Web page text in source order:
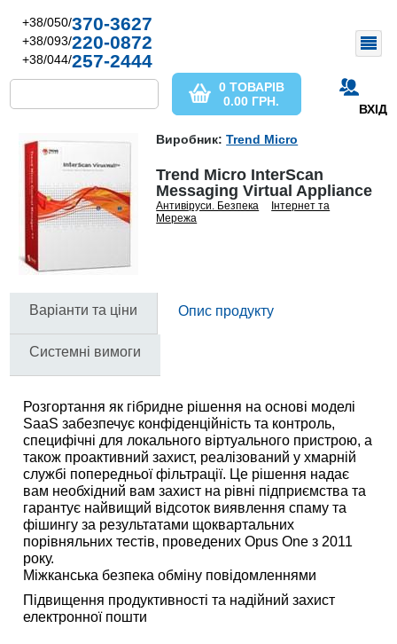
+38/050/370-3627
+38/093/220-0872
+38/044/257-2444
ВХІД
0 ТОВАРІВ
0.00 ГРН.
Виробник:Trend Micro
Trend Micro InterScan
Messaging Virtual Appliance
Антивіруси. Безпека
Інтернет та
Мережа
Варіанти та ціни Опис продукту
Системні вимоги
Розгортання як гібридне рішення на основі моделі
SaaS забезпечує конфіденційність та контроль,
специфічні для локального віртуального пристрою, а
також проактивний захист, реалізований у хмарній
службі попередньої фільтрації. Це рішення надає
вам необхідний вам захист на рівні підприємства та
гарантує найвищий відсоток виявлення спаму та
фішингу за результатами щоквартальних
порівняльних тестів, проведених Opus One з 2011
року.
Міжканська безпека обміну повідомленнями
Підвищення продуктивності та надійний захист
електронної пошти